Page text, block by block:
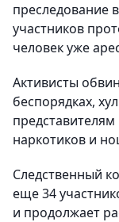
преследование
участников
человек уже
Активисты
беспорядках,
наркотиков и
Следственный
еще 34
и продолжает